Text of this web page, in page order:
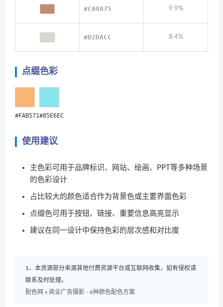
#C08A75 9.9%
#D2DACC 8.4%
点缀色彩
#FAB571#85E6EC
使用建议
主色彩可用于品牌标识、网站、绘画、PPT等多种场景
的色彩设计
占比较大的颜色适合作为背景色或主要界面色彩
点缀色可用于按钮、链接、重要信息高亮显示
建议在同一设计中保持色彩的层次感和对比度
1、本资源部分来源其他付费资源平台或互联网收集，如有侵权请
联系及时处理。
配色网 » 商业广告摄影 - 6种颜色配色方案